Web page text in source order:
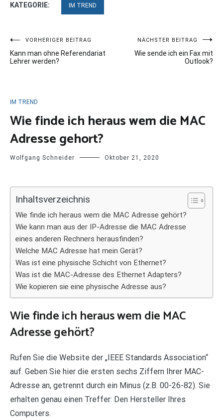
KATEGORIE: IM TREND
Beitragsnavigation
VORHERIGER BEITRAG
Kann man ohne Referendariat
Lehrer werden?
NÄCHSTER BEITRAG
Wie sende ich ein Fax mit
Outlook?
IM TREND
Wie finde ich heraus wem die MAC
Adresse gehort?
Wolfgang Schneider Oktober 21, 2020
Inhaltsverzeichnis
Wie finde ich heraus wem die MAC Adresse gehört?
Wie kann man aus der IP-Adresse die MAC Adresse
eines anderen Rechners herausfinden?
Welche MAC Adresse hat mein Gerät?
Was ist eine physische Schicht von Ethernet?
Was ist die MAC-Adresse des Ethernet Adapters?
Wie kopieren sie eine physische Adresse aus?
Wie finde ich heraus wem die MAC
Adresse gehört?
Rufen Sie die Website der „IEEE Standards Association“
auf. Geben Sie hier die ersten sechs Ziffern Ihrer MAC-
Adresse an, getrennt durch ein Minus (z.B. 00-26-82). Sie
erhalten genau einen Treffer: Den Hersteller Ihres
Computers.